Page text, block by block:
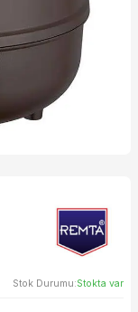
Stok Durumu:Stokta var